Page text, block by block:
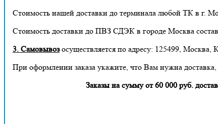
Стоимость нашей доставки до терминала любой ТК в г.
Стоимость доставки до ПВЗ СДЭК в городе Москва
3. Самовывозосуществляется по адресу: 125499, Москва,
При оформлении заказа укажите, что Вам нужна
Заказы на сумму от 60 000 руб.